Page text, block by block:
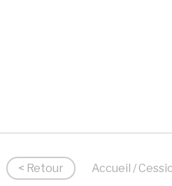
< Retour Accueil /